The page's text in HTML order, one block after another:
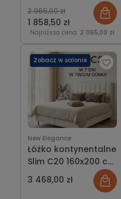
1 858,50 zł
2 065,00 zł
Najniższa cena: 2 065,00 zł
New Elegance
Łóżko kontynentalne
Slim C20 160x200 cm
z pojemnikiem na
pościel w 7 dni
3 468,00 zł
Zobacz w salonie